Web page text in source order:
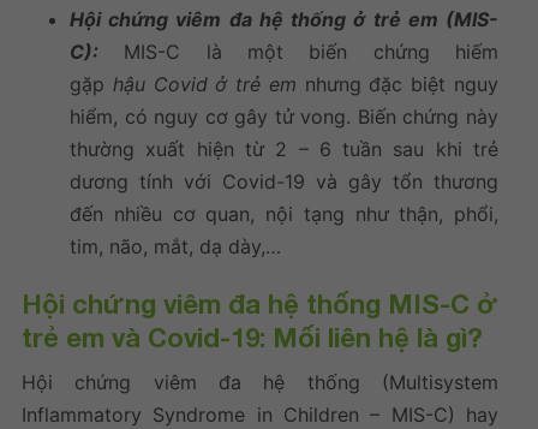
Hội chứng viêm đa hệ thống ở trẻ em (MIS-
C): MIS-C là một biến chứng hiếm
gặp hậu Covid ở trẻ em nhưng đặc biệt nguy
hiểm, có nguy cơ gây tử vong. Biến chứng này
thường xuất hiện từ 2 – 6 tuần sau khi trẻ
dương tính với Covid-19 và gây tổn thương
đến nhiều cơ quan, nội tạng như thận, phổi,
tim, não, mắt, dạ dày,…
Hội chứng viêm đa hệ thống MIS-C ở
trẻ em và Covid-19: Mối liên hệ là gì?
Hội chứng viêm đa hệ thống (Multisystem
Inflammatory Syndrome in Children – MIS-C) hay